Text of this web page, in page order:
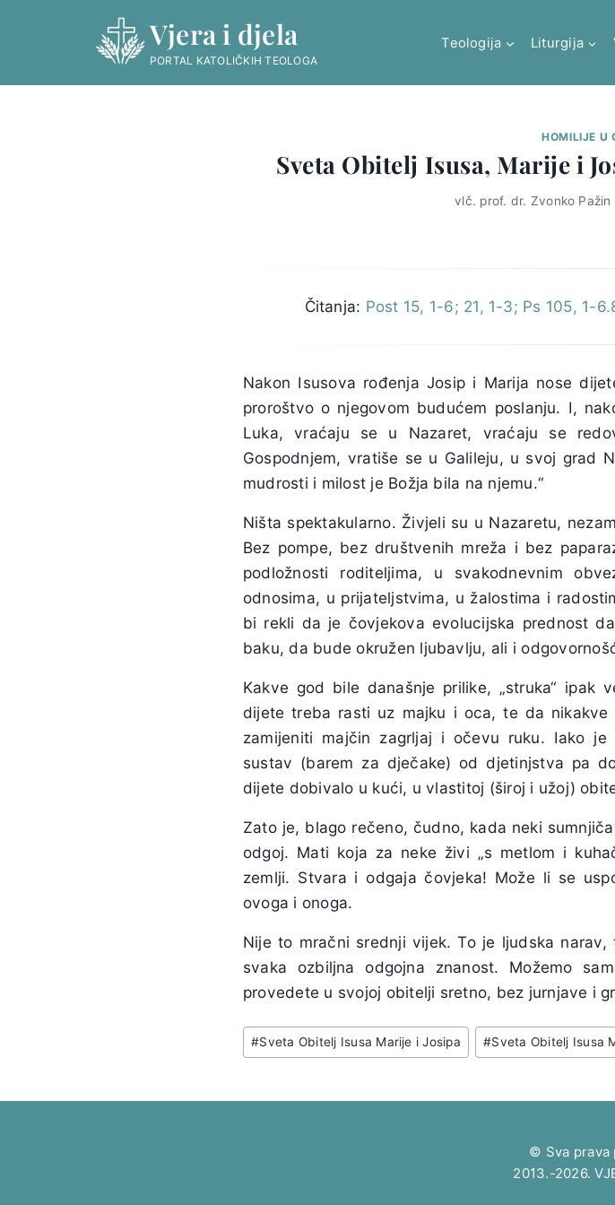
Vjera i djela
PORTAL KATOLIČKIH TEOLOGA
Teologija Liturgija
HOMILIJE U
Sveta Obitelj Isusa, Marije i
vlč. prof. dr. Zvonko Pažin
Čitanja: Post 15, 1-6; 21, 1-3; Ps 105, 1-
Nakon Isusova rođenja Josip i Marija nose
proroštvo o njegovom budućem poslanju. I,
Luka, vraćaju se u Nazaret, vraćaju se
Gospodnjem, vratiše se u Galileju, u svoj grad
mudrosti i milost je Božja bila na njemu.“
Ništa spektakularno. Živjeli su u Nazaretu,
Bez pompe, bez društvenih mreža i bez
podložnosti roditeljima, u svakodnevnim
odnosima, u prijateljstvima, u žalostima i
bi rekli da je čovjekova evolucijska prednost
baku, da bude okružen ljubavlju, ali i
Kakve god bile današnje prilike, „struka“ ipak
dijete treba rasti uz majku i oca, te da
zamijeniti majčin zagrljaj i očevu ruku. Iako
sustav (barem za dječake) od djetinjstva pa
dijete dobivalo u kući, u vlastitoj (široj i užoj)
Zato je, blago rečeno, čudno, kada neki
odgoj. Mati koja za neke živi „s metlom i
zemlji. Stvara i odgaja čovjeka! Može li se
ovoga i onoga.
Nije to mračni srednji vijek. To je ljudska
svaka ozbiljna odgojna znanost. Možemo
provedete u svojoj obitelji sretno, bez jurnjave i
Post
Tags:
#Sveta Obitelj Isusa Marije i Josipa #Sveta Obitelj Isusa
© Sva prava
2013.-2026.